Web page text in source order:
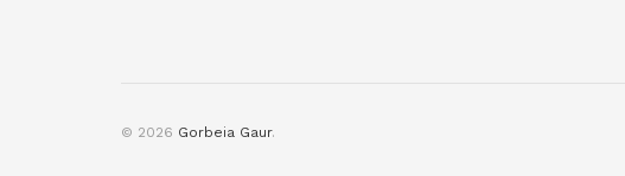
© 2026 Gorbeia Gaur.